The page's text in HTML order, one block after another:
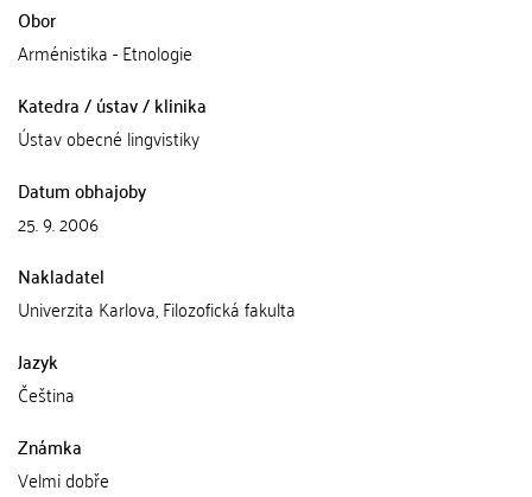
Obor
Arménistika - Etnologie
Katedra / ústav / klinika
Ústav obecné lingvistiky
Datum obhajoby
25. 9. 2006
Nakladatel
Univerzita Karlova, Filozofická fakulta
Jazyk
Čeština
Známka
Velmi dobře